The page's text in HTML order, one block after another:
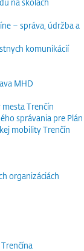
na školách
– správa, údržba a
komunikácií
MHD
Trenčín
správania pre Plán
mobility Trenčín
organizáciách